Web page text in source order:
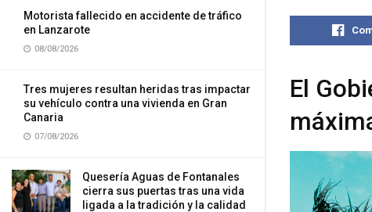
Motorista fallecido en accidente de tráfico
en Lanzarote
08/08/2026
Tres mujeres resultan heridas tras impactar
su vehículo contra una vivienda en Gran
Canaria
07/08/2026
Quesería Aguas de Fontanales
cierra sus puertas tras una vida
ligada a la tradición y la calidad
El